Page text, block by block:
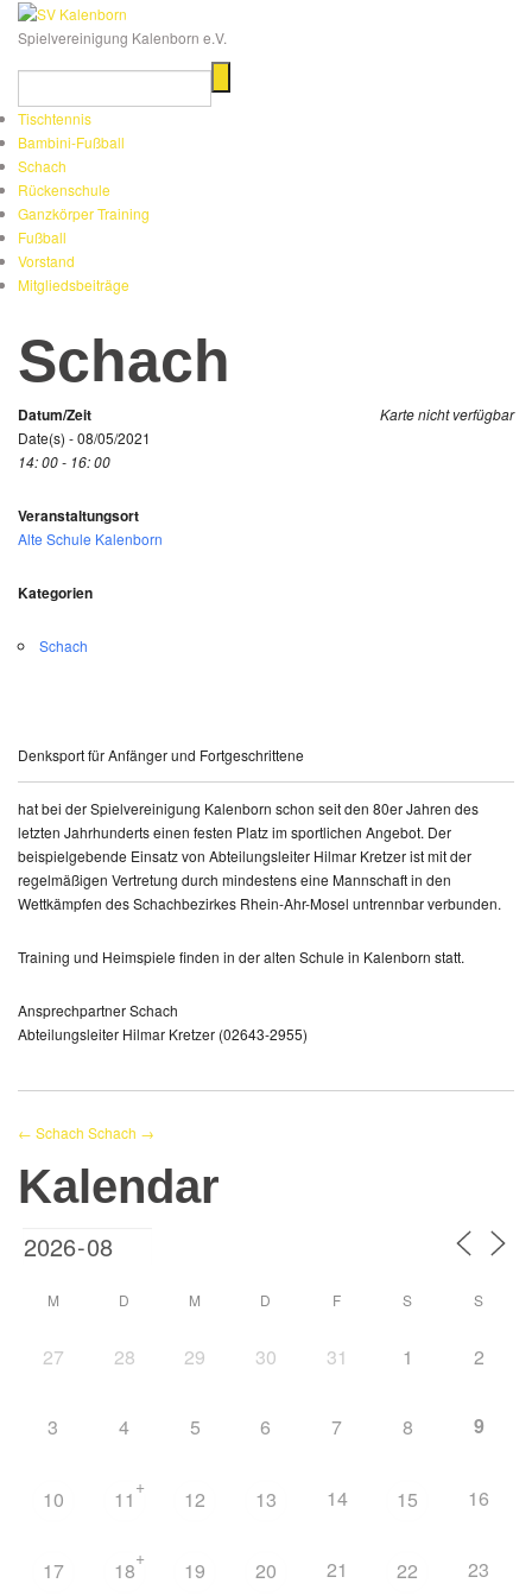
Spielvereinigung Kalenborn e.V.
Tischtennis
Bambini-Fußball
Schach
Rückenschule
Ganzkörper Training
Fußball
Vorstand
Mitgliedsbeiträge
Schach
Karte nicht verfügbar
Datum/Zeit
Date(s) - 08/05/2021
14: 00 - 16: 00
Veranstaltungsort
Alte Schule Kalenborn
Kategorien
Schach
Denksport für Anfänger und Fortgeschrittene
hat bei der Spielvereinigung Kalenborn schon seit den 80er Jahren des
letzten Jahrhunderts einen festen Platz im sportlichen Angebot. Der
beispielgebende Einsatz von Abteilungsleiter Hilmar Kretzer ist mit der
regelmäßigen Vertretung durch mindestens eine Mannschaft in den
Wettkämpfen des Schachbezirkes Rhein-Ahr-Mosel untrennbar verbunden.
Training und Heimspiele finden in der alten Schule in Kalenborn statt.
Ansprechpartner Schach
Abteilungsleiter Hilmar Kretzer (02643-2955)
← Schach Schach →
Kalendar
M D M D F S S
27 28 29 30 31 1 2
3 4 5 6 7 8 9
10 11 + 12 13 14 15 16
17 18+ 19 20 21 22 23